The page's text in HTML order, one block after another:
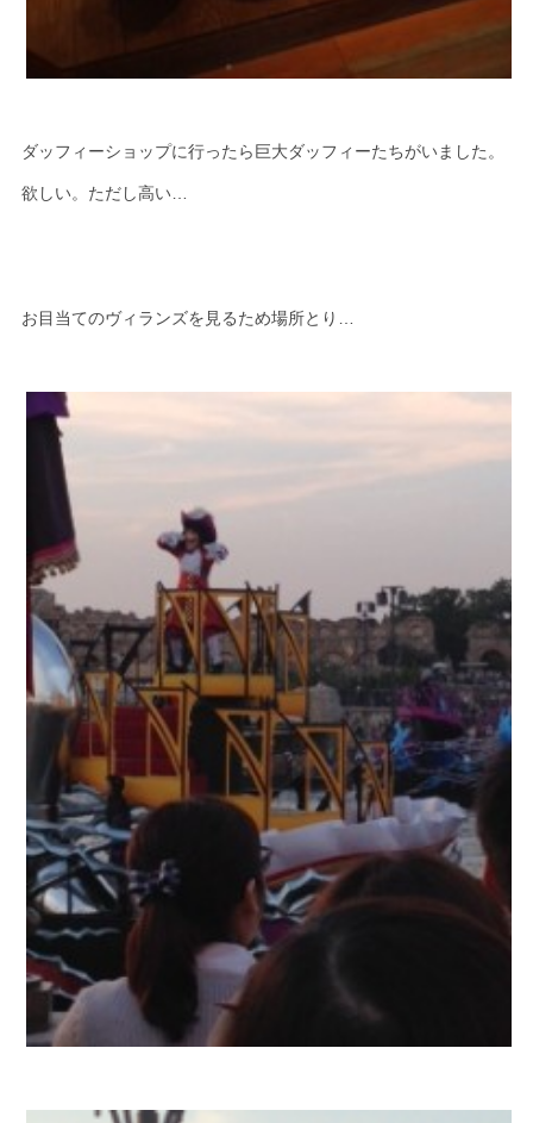
ダッフィーショップに行ったら巨大ダッフィーたちがいました。
欲しい。ただし高い…
お目当てのヴィランズを見るため場所とり…